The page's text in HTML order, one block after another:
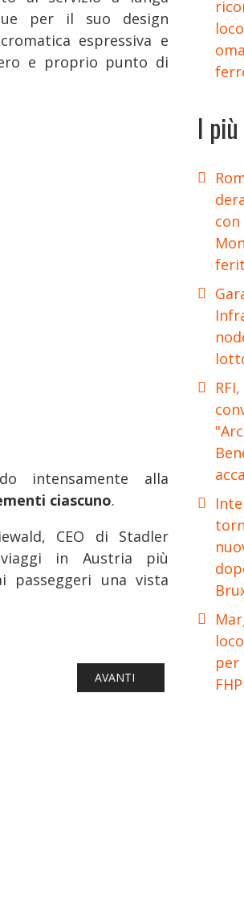
per il suo design
espressiva e
e proprio punto di
intensamente alla
ciascuno.
CEO di Stadler
in Austria più
passeggeri una vista
DUE TRENI DA BARI, LA PROTESTA
ARTICOLO SUCCESSIVO:
AVANTI
I
con
per
FHP